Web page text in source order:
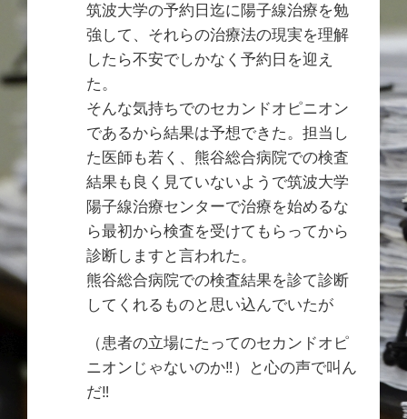
筑波大学の予約日迄に陽子線治療を勉
強して、それらの治療法の現実を理解
したら不安でしかなく予約日を迎え
た。
そんな気持ちでのセカンドオピニオン
であるから結果は予想できた。担当し
た医師も若く、熊谷総合病院での検査
結果も良く見ていないようで筑波大学
陽子線治療センターで治療を始めるな
ら最初から検査を受けてもらってから
診断しますと言われた。
熊谷総合病院での検査結果を診て診断
してくれるものと思い込んでいたが
（患者の立場にたってのセカンドオピ
ニオンじゃないのか‼︎）と心の声で叫ん
だ‼︎